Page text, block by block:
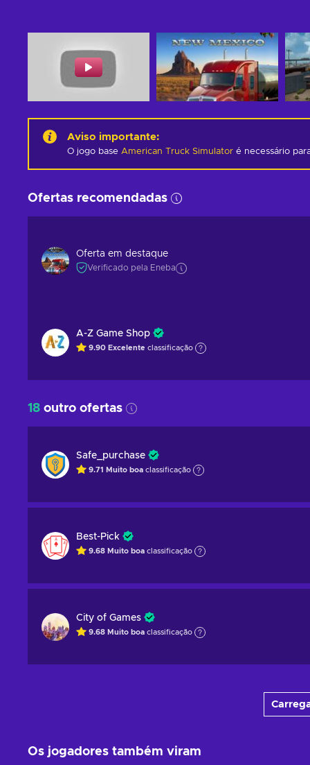
Aviso importante:
O jogo base American Truck Simulator é necessário
Ofertas recomendadas
Oferta em destaque
Verificado pela Eneba
A-Z Game Shop
9.90 Excelente classificação
18 outro ofertas
Safe_purchase
9.71 Muito boa classificação
Best-Pick
9.68 Muito boa classificação
City of Games
9.68 Muito boa classificação
Os jogadores também viram